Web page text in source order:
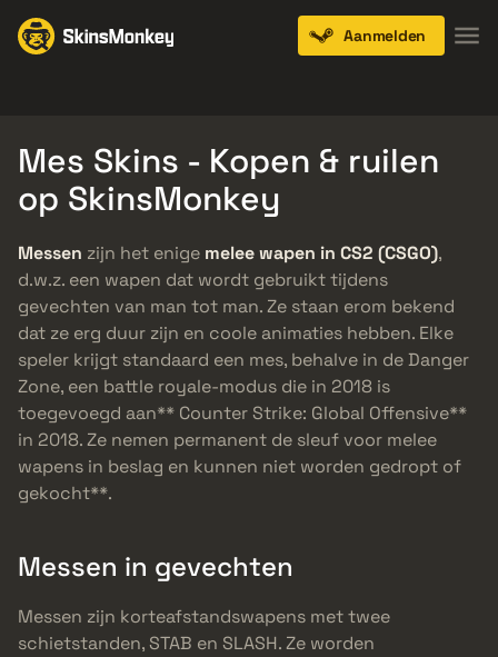
Aanmelden
Mes Skins - Kopen & ruilen
op SkinsMonkey
Messen zijn het enige melee wapen in CS2 (CSGO),
d.w.z. een wapen dat wordt gebruikt tijdens
gevechten van man tot man. Ze staan erom bekend
dat ze erg duur zijn en coole animaties hebben. Elke
speler krijgt standaard een mes, behalve in de Danger
Zone, een battle royale-modus die in 2018 is
toegevoegd aan** Counter Strike: Global Offensive**
in 2018. Ze nemen permanent de sleuf voor melee
wapens in beslag en kunnen niet worden gedropt of
gekocht**.
Messen in gevechten
Messen zijn korteafstandswapens met twee
schietstanden, STAB en SLASH. Ze worden